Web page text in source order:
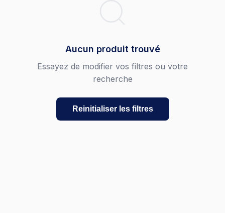
Aucun produit trouvé
Essayez de modifier vos filtres ou votre
recherche
Reinitialiser les filtres